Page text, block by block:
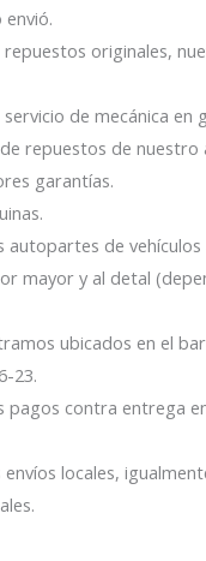
originales,
de mecánica en
repuestos de nuestro
garantías.
autopartes de vehículos
mayor y al detal
ubicados en el
23.
pagos contra entrega
envíos locales,